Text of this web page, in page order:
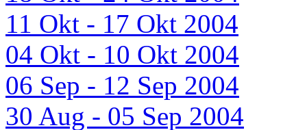
11 Okt - 17 Okt 2004
04 Okt - 10 Okt 2004
06 Sep - 12 Sep 2004
30 Aug - 05 Sep 2004